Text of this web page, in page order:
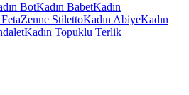
BotKadın BabetKadın
Zenne StilettoKadın AbiyeKadın
Kadın Topuklu Terlik